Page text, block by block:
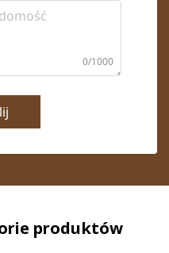
0/1000
produktów